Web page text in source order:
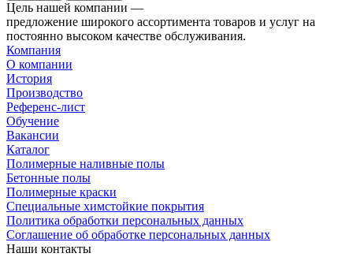
Цель нашей компании —
предложение широкого ассортимента товаров и услуг на
постоянно высоком качестве обслуживания.
Компания
О компании
История
Производство
Референс-лист
Обучение
Вакансии
Каталог
Полимерные наливные полы
Бетонные полы
Полимерные краски
Специальные химстойкие покрытия
Политика обработки персональных данных
Cоглашение об обработке персональных данных
Наши контакты